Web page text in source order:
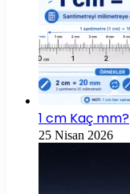
1 cm Kaç mm?
25 Nisan 2026